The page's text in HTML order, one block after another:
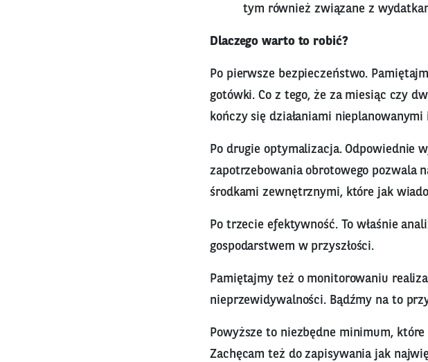
tym również związane z
Dlaczego warto to robić?
Po pierwsze bezpieczeństwo.
gotówki. Co z tego, że za miesiąc czy
kończy się działaniami
Po drugie optymalizacja. Odpowiednie
zapotrzebowania obrotowego pozwala
środkami zewnętrznymi, które jak
Po trzecie efektywność. To właśnie
gospodarstwem w przyszłości.
Pamiętajmy też o monitorowaniu
nieprzewidywalności. Bądźmy na to
Powyższe to niezbędne minimum,
Zachęcam też do zapisywania jak